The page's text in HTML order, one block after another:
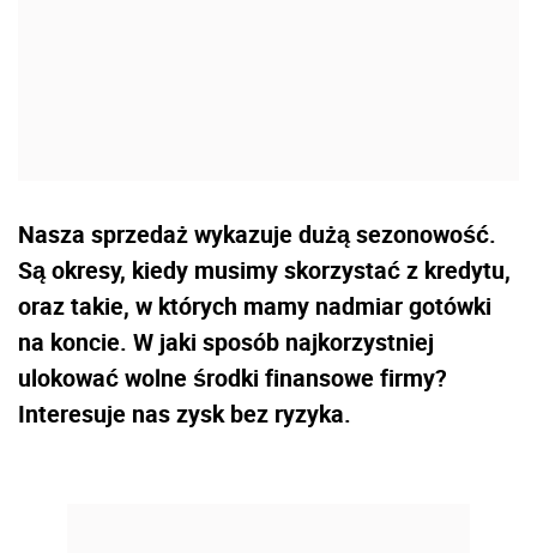
Nasza sprzedaż wykazuje dużą sezonowość.
Są okresy, kiedy musimy skorzystać z kredytu,
oraz takie, w których mamy nadmiar gotówki
na koncie. W jaki sposób najkorzystniej
ulokować wolne środki finansowe firmy?
Interesuje nas zysk bez ryzyka.